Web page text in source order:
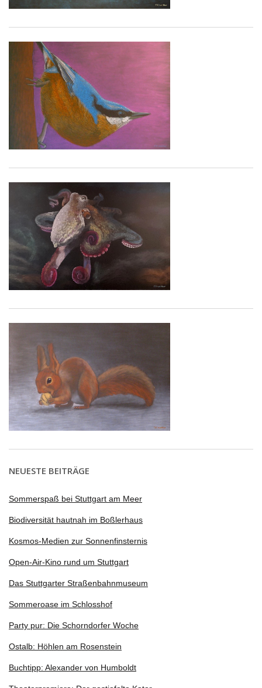
NEUESTE BEITRÄGE
Sommerspaß bei Stuttgart am Meer
Biodiversität hautnah im Boßlerhaus
Kosmos-Medien zur Sonnenfinsternis
Open-Air-Kino rund um Stuttgart
Das Stuttgarter Straßenbahnmuseum
Sommeroase im Schlosshof
Party pur: Die Schorndorfer Woche
Ostalb: Höhlen am Rosenstein
Buchtipp: Alexander von Humboldt